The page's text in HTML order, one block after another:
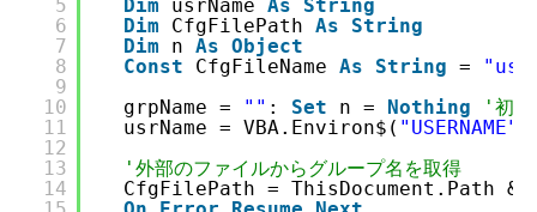
5
6
7
8
9
10
11
12
13
14
Dim usrName As
String
Dim
CfgFilePath As
String
Dim
n As Object
Const
CfgFileName As String =
grpName =
"" : Set n = Nothing
'初期
usrName = VBA.Environ$( "USERNAME"
'外部のファイルからグループ名を取得
CfgFilePath = ThisDocument.Path